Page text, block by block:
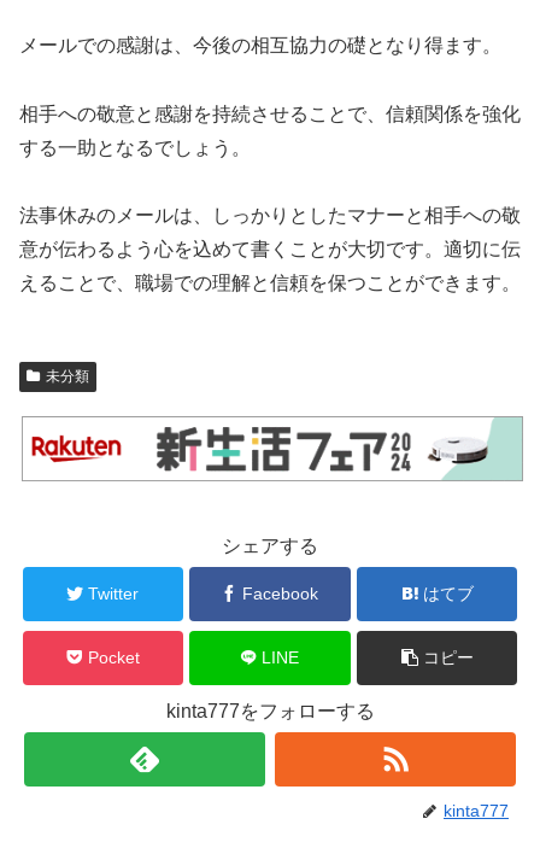
メールでの感謝は、今後の相互協力の礎となり得ます。
相手への敬意と感謝を持続させることで、信頼関係を強化
する一助となるでしょう。
法事休みのメールは、しっかりとしたマナーと相手への敬
意が伝わるよう心を込めて書くことが大切です。適切に伝
えることで、職場での理解と信頼を保つことができます。
未分類
シェアする
Twitter Facebook はてブ
Pocket LINE コピー
kinta777をフォローする
kinta777